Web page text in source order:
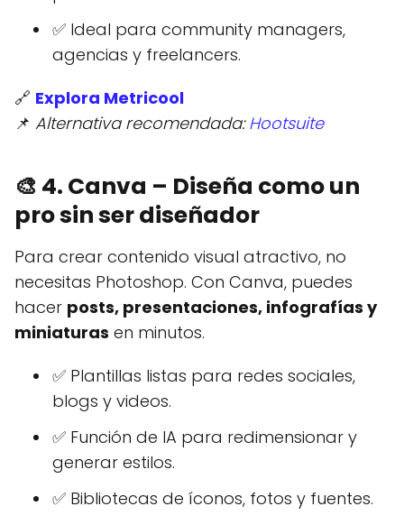
✅ Ideal para community managers,
agencias y freelancers.
🔗 Explora Metricool
📌 Alternativa recomendada:Hootsuite
🎨 4. Canva – Diseña como un
pro sin ser diseñador
Para crear contenido visual atractivo, no
necesitas Photoshop. Con Canva, puedes
hacer posts, presentaciones, infografías y
miniaturas en minutos.
✅ Plantillas listas para redes sociales,
blogs y videos.
✅ Función de IA para redimensionar y
generar estilos.
✅ Bibliotecas de íconos, fotos y fuentes.